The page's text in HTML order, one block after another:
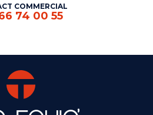
COMMERCIAL
74 00 55